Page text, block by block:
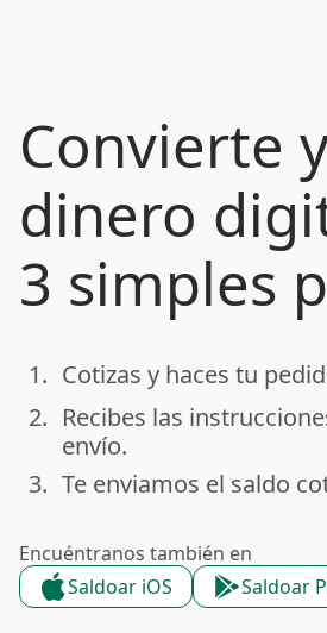
Convierte
dinero
3 simples
done
1. Cotizas y haces tu
done
2. Recibes las
envío.
done
3. Te enviamos el saldo
Encuéntranos también en
Saldoar iOS
Saldoar